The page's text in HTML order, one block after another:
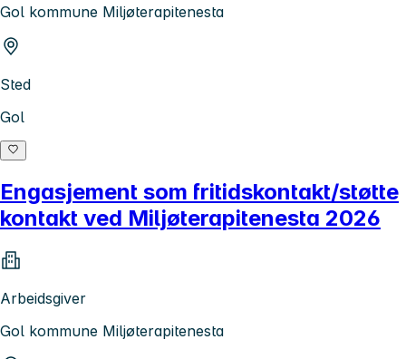
Gol kommune Miljøterapitenesta
Sted
Gol
Engasjement som fritidskontakt/støtte
kontakt ved Miljøterapitenesta 2026
Arbeidsgiver
Gol kommune Miljøterapitenesta